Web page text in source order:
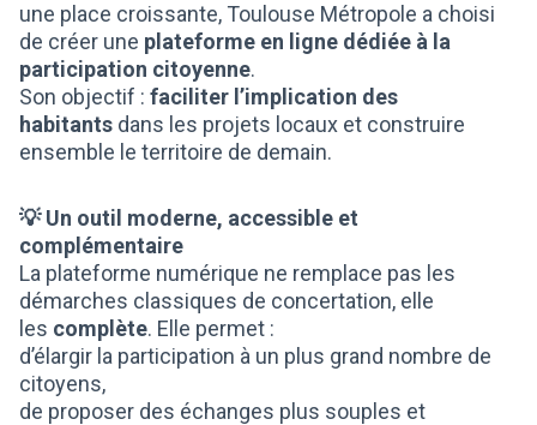
une place croissante, Toulouse Métropole a choisi
de créer une plateforme en ligne dédiée à la
participation citoyenne.
Son objectif : faciliter l’implication des
habitants dans les projets locaux et construire
ensemble le territoire de demain.
💡 Un outil moderne, accessible et
complémentaire
La plateforme numérique ne remplace pas les
démarches classiques de concertation, elle
les complète. Elle permet :
d’élargir la participation à un plus grand nombre de
citoyens,
de proposer des échanges plus souples et